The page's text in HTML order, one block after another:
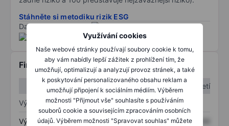
Využívání cookies
Naše webové stránky používají soubory cookie k tomu,
aby vám nabídly lepší zážitek z prohlížení tím, že
umožňují, optimalizují a analyzují provoz stránek, a také
k poskytování personalizovaného obsahu reklam a
umožňují připojení k sociálním médiím. Výběrem
možnosti "Přijmout vše" souhlasíte s používáním
souborů cookie a souvisejícím zpracováním osobních
údajů. Výběrem možnosti "Spravovat souhlas" můžete
Stáhněte si metodiku rizik ESG
Data poskytnuta od
/
Finanční informace
1. čtvrtletí
2. čtvrtletí
Výkaz zisku a ztráty
Výnos XXXXXXX XXXXXXX